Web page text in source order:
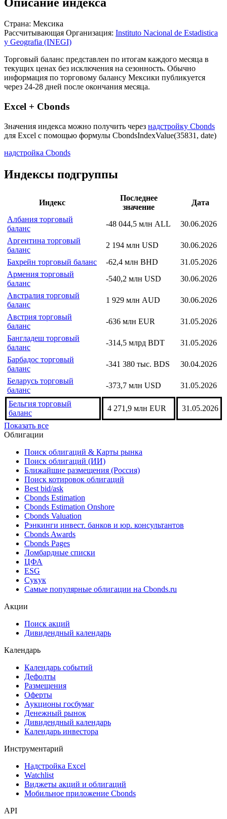
Страна: Мексика
Рассчитывающая Организация: Instituto Nacional de Estadistica
y Geografia (INEGI)
Торговый баланс представлен по итогам каждого месяца в
текущих ценах без исключения на сезонность. Обычно
информация по торговому балансу Мексики публикуется
через 24-28 дней после окончания месяца.
Excel + Cbonds
Значения индекса можно получить через надстройку Cbonds
для Excel с помощью формулы CbondsIndexValue(35831, date)
надстройка Cbonds
Индексы подгруппы
Индекс
Последнее
значение
Дата
Албания торговый
баланс
-48 044,5 млн ALL
30.06.2026
Аргентина торговый
баланс
2 194 млн USD
30.06.2026
Бахрейн торговый баланс
-62,4 млн BHD
31.05.2026
Армения торговый
баланс
-540,2 млн USD
30.06.2026
Австралия торговый
баланс
1 929 млн AUD
30.06.2026
Австрия торговый
баланс
-636 млн EUR
31.05.2026
Бангладеш торговый
баланс
-314,5 млрд BDT
31.05.2026
Барбадос торговый
баланс
-341 380 тыс. BDS
30.04.2026
Беларусь торговый
баланс
-373,7 млн USD 31.05.2026
Бельгия торговый
баланс
4 271,9 млн EUR
31.05.2026
Показать все
Облигации
Поиск облигаций & Карты рынка
Поиск облигаций (ИИ)
Ближайшие размещения (Россия)
Поиск котировок облигаций
Best bid/ask
Cbonds Estimation
Cbonds Estimation Onshore
Cbonds Valuation
Рэнкинги инвест. банков и юр. консультантов
Cbonds Awards
Cbonds Pages
Ломбардные списки
ЦФА
ESG
Сукук
Самые популярные облигации на Cbonds.ru
Акции
Поиск акций
Дивидендный календарь
Календарь
Календарь событий
Дефолты
Размещения
Оферты
Аукционы госбумаг
Денежный рынок
Дивидендный календарь
Календарь инвестора
Инструментарий
Надстройка Excel
Watchlist
Виджеты акций и облигаций
Мобильное приложение Cbonds
API